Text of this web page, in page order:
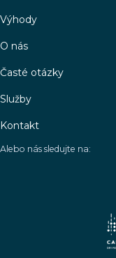
Výhody
O nás
Časté otázky
Služby
Kontakt
Alebo nás sledujte na: